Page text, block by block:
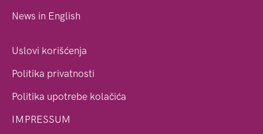
News in English
Uslovi korišćenja
Politika privatnosti
Politika upotrebe kolačića
IMPRESSUM